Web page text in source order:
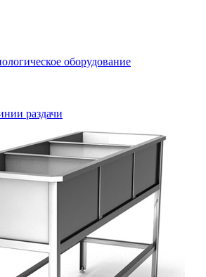
оборудование
раздачи